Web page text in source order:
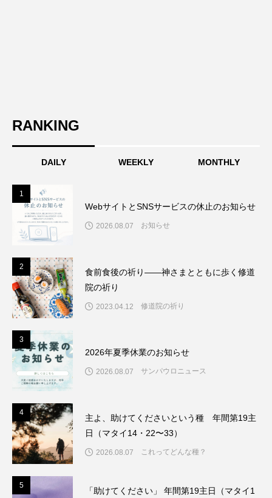
RANKING
DAILY WEEKLY MONTHLY
1
WebサイトとSNSサービスの休止のお知らせ
2026.08.07 お知らせ
2
食前食後の祈り――神さまとともに歩く修道
院の祈り
2023.04.12 修道院の祈り
3
2026年夏季休業のお知らせ
2026.08.07 サンパウロニュース
4
主よ、助けてくださいという種 年間第19主
日（マタイ14・22〜33）
2026.08.07 これってどんな種？
5
「助けてください」 年間第19主日（マタイ1